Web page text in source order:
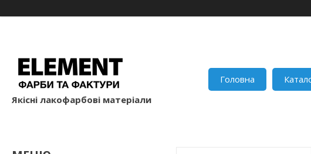
Якісні лакофарбові матеріали
Головна